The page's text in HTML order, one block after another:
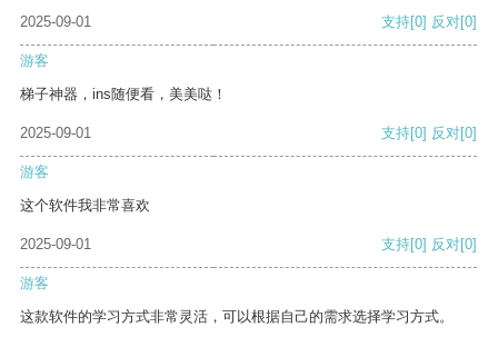
2025-09-01
支持[0] 反对[0]
游客
梯子神器，ins随便看，美美哒！
2025-09-01 支持[0] 反对[0]
游客
这个软件我非常喜欢
2025-09-01 支持[0] 反对[0]
游客
这款软件的学习方式非常灵活，可以根据自己的需求选择学习方式。